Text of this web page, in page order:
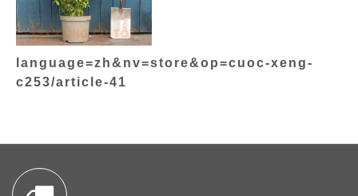
language=zh&nv=store&op=cuoc-xeng-
c253/article-41